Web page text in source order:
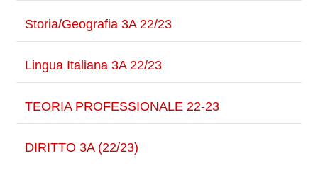
Storia/Geografia 3A 22/23
Lingua Italiana 3A 22/23
TEORIA PROFESSIONALE 22-23
DIRITTO 3A (22/23)